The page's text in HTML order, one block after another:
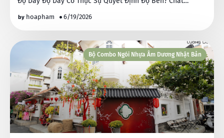
hoapham 6/19/2026
Bộ Combo Ngói Nhựa Âm Dương Nhật Bản